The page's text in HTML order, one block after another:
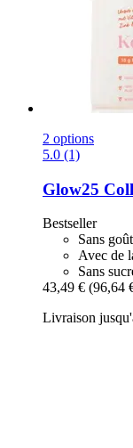
2 options
5.0 (1)
Glow25
Bestseller
Sans
Avec de
Sans
43,49 € (96,64
Livraison